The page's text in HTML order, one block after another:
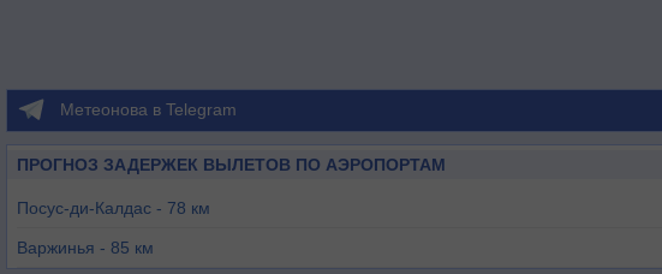
Метеонова в Telegram
ПРОГНОЗ ЗАДЕРЖЕК ВЫЛЕТОВ ПО АЭРОПОРТАМ
Посус-ди-Калдас - 78 км
Варжинья - 85 км